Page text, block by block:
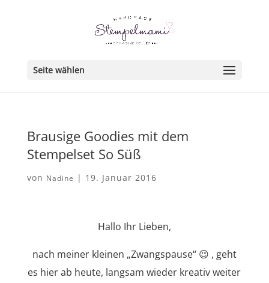
Seite wählen
Brausige Goodies mit dem
Stempelset So Süß
von Nadine | 19. Januar 2016
Hallo Ihr Lieben,
nach meiner kleinen „Zwangspause“ 😉 , geht
es hier ab heute, langsam wieder kreativ weiter